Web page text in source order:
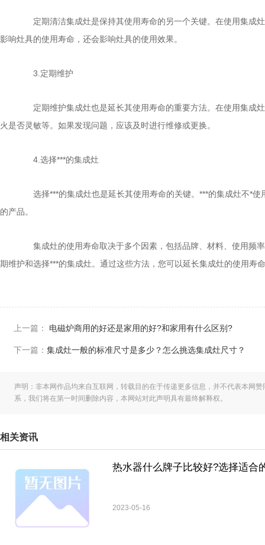
定期清洁集成灶是保持其使用寿命的另一个关键。在使用集成
影响灶具的使用寿命，还会影响灶具的使用效果。
3.定期维护
定期维护集成灶也是延长其使用寿命的重要方法。在使用集成
火是否灵敏等。如果发现问题，应该及时进行维修或更换。
4.选择***的集成灶
选择***的集成灶也是延长其使用寿命的关键。***的集成灶不*使
的产品。
集成灶的使用寿命取决于多个因素，包括品牌、材料、使用频
期维护和选择***的集成灶。通过这些方法，您可以延长集成灶的使用寿
上一篇： 电磁炉商用的好还是家用的好?和家用有什么区别?
下一篇： 集成灶一般的标准尺寸是多少？怎么挑选集成灶尺寸？
声明：非本网作品均来自互联网，转载目的在于传递更多信息，并不代表本网
系，我们将在第一时间删除内容，本网站对此声明具有最终解释权。
相关资讯
热水器什么牌子比较好?选择适合
2023-05-16